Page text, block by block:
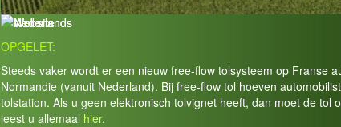
OPGELET:
Steeds vaker wordt er een nieuw free-flow tolsysteem op Franse
Normandie (vanuit Nederland). Bij free-flow tol hoeven
tolstation. Als u geen elektronisch tolvignet heeft, dan moet de tol
leest u allemaal hier.